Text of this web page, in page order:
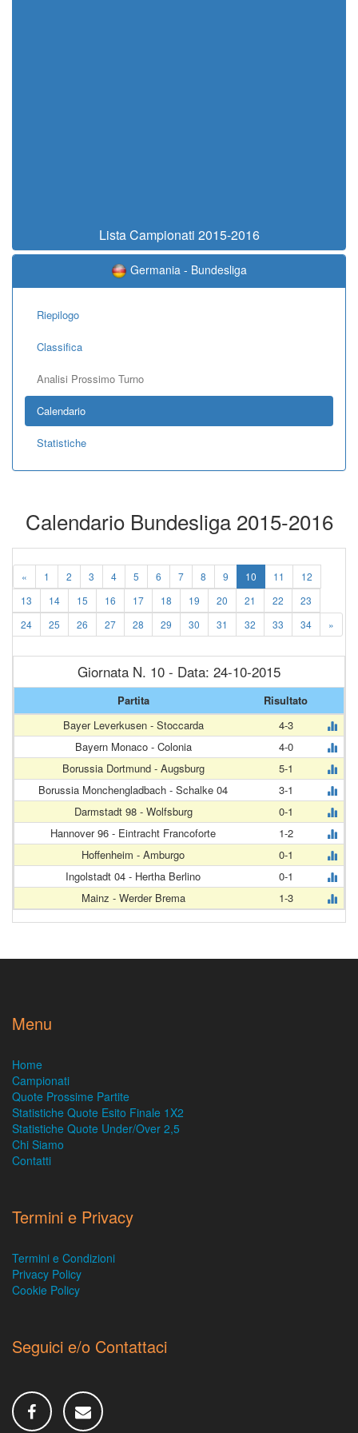
Lista Campionati 2015-2016
Germania - Bundesliga
Riepilogo
Classifica
Analisi Prossimo Turno
Calendario
Statistiche
Calendario Bundesliga 2015-2016
« 1 2 3 4 5 6 7 8 9 10 11
12
13
14 15 16 17 18 19 20 21 22
23
24
25 26 27 28 29 30 31 32 33 34 »
Giornata N. 10 - Data: 24-10-2015
Partita
Risultato
Bayer Leverkusen - Stoccarda
4-3
Bayern Monaco - Colonia
4-0
Borussia Dortmund - Augsburg
5-1
Borussia Monchengladbach - Schalke 04
3-1
Darmstadt 98 - Wolfsburg
0-1
Hannover 96 - Eintracht Francoforte
1-2
Hoffenheim - Amburgo
0-1
Ingolstadt 04 - Hertha Berlino
0-1
Mainz - Werder Brema
1-3
Menu
Home
Campionati
Quote Prossime Partite
Statistiche Quote Esito Finale 1X2
Statistiche Quote Under/Over 2,5
Chi Siamo
Contatti
Termini e Privacy
Termini e Condizioni
Privacy Policy
Cookie Policy
Seguici e/o Contattaci